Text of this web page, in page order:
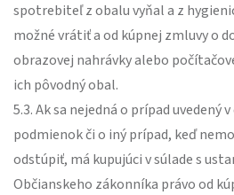
spotrebiteľ z obalu vyňal a z
možné vrátiť a od kúpnej zmluvy o
obrazovej nahrávky alebo
ich pôvodný obal.
5.3. Ak sa nejedná o prípad uvedený
podmienok či o iný prípad, keď
odstúpiť, má kupujúci v súlade s
Občianskeho zákonníka právo od